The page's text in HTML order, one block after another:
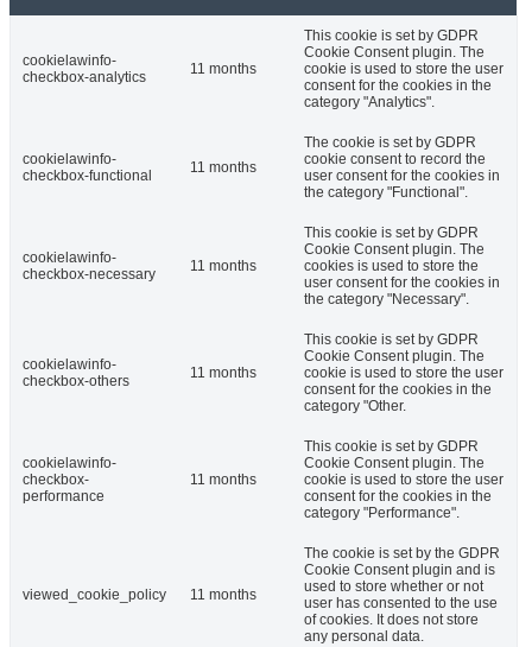
cookielawinfo-
checkbox-analytics
11 months
This cookie is set by GDPR
Cookie Consent plugin. The
cookie is used to store the user
consent for the cookies in the
category "Analytics".
cookielawinfo-
checkbox-functional
11 months
The cookie is set by GDPR
cookie consent to record the
user consent for the cookies in
the category "Functional".
cookielawinfo-
checkbox-necessary
11 months
This cookie is set by GDPR
Cookie Consent plugin. The
cookies is used to store the
user consent for the cookies in
the category "Necessary".
cookielawinfo-
checkbox-others
11 months
This cookie is set by GDPR
Cookie Consent plugin. The
cookie is used to store the user
consent for the cookies in the
category "Other.
cookielawinfo-
checkbox-
performance
11 months
This cookie is set by GDPR
Cookie Consent plugin. The
cookie is used to store the user
consent for the cookies in the
category "Performance".
viewed_cookie_policy 11 months
The cookie is set by the GDPR
Cookie Consent plugin and is
used to store whether or not
user has consented to the use
of cookies. It does not store
any personal data.